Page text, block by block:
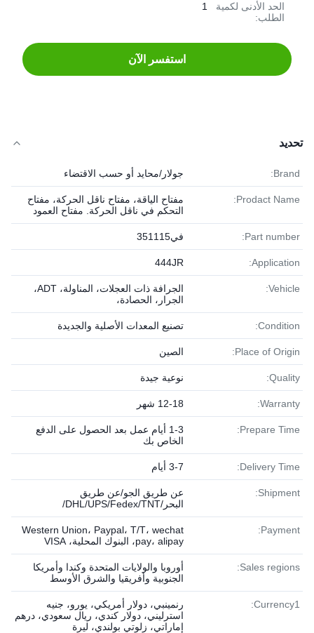
الحد الأدنى لكمية
الطلب:
1
استفسر الآن
تحديد
Brand: جولار/محايد أو حسب الاقتضاء
Prodact Name:
مفتاح الياقة، مفتاح ناقل الحركة، مفتاح
التحكم في ناقل الحركة. مفتاح العمود
Part number: في351115
Application:
444JR
Vehicle:
الجرافة ذات العجلات، المناولة، ADT،
الجرار، الحصادة،
Condition: تصنيع المعدات الأصلية والجديدة
Place of Origin: الصين
Quality: نوعية جيدة
Warranty: 12-18 شهر
Prepare Time:
1-3 أيام عمل بعد الحصول على الدفع
الخاص بك
Delivery Time: 3-7 أيام
Shipment:
عن طريق الجو/عن طريق
البحر/DHL/UPS/Fedex/TNT/
Payment:
Western Union، Paypal، T/T، wechat
pay، alipay، البنوك المحلية، VISA
Sales regions:
أوروبا والولايات المتحدة وكندا وأمريكا
الجنوبية وأفريقيا والشرق الأوسط
Currency1:
رنمينبي، دولار أمريكي، يورو، جنيه
استرليني، دولار كندي، ريال سعودي، درهم
إماراتي، زلوتي بولندي، ليرة